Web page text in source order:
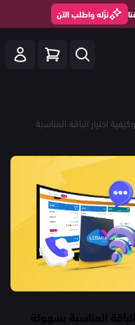
نزّله واطلب الآن
اختيار الباقة المناسبة
المناسبة بسهولة